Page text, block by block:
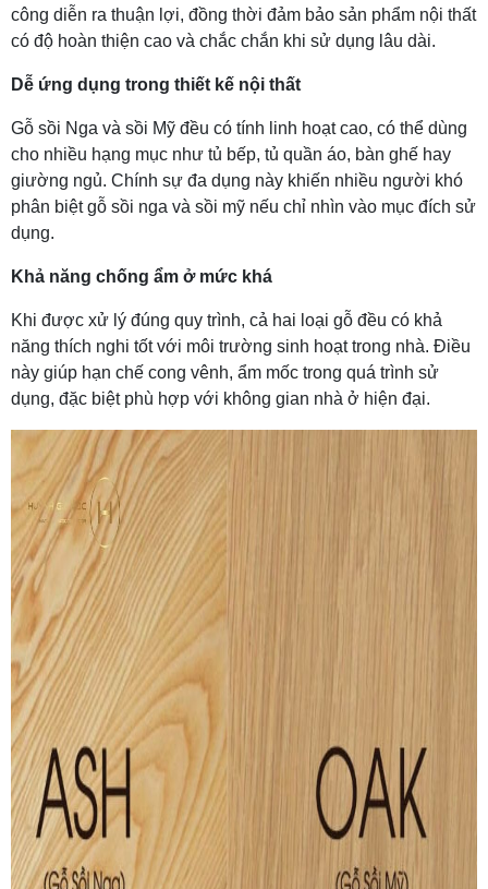
công diễn ra thuận lợi, đồng thời đảm bảo sản phẩm nội thất
có độ hoàn thiện cao và chắc chắn khi sử dụng lâu dài.
Dễ ứng dụng trong thiết kế nội thất
Gỗ sồi Nga và sồi Mỹ đều có tính linh hoạt cao, có thể dùng
cho nhiều hạng mục như tủ bếp, tủ quần áo, bàn ghế hay
giường ngủ. Chính sự đa dụng này khiến nhiều người khó
phân biệt gỗ sồi nga và sồi mỹ nếu chỉ nhìn vào mục đích sử
dụng.
Khả năng chống ẩm ở mức khá
Khi được xử lý đúng quy trình, cả hai loại gỗ đều có khả
năng thích nghi tốt với môi trường sinh hoạt trong nhà. Điều
này giúp hạn chế cong vênh, ẩm mốc trong quá trình sử
dụng, đặc biệt phù hợp với không gian nhà ở hiện đại.